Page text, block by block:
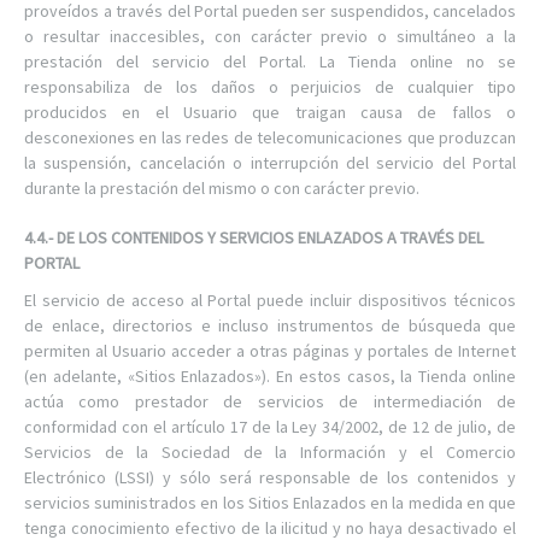
proveídos a través del Portal pueden ser suspendidos, cancelados
o resultar inaccesibles, con carácter previo o simultáneo a la
prestación del servicio del Portal. La Tienda online no se
responsabiliza de los daños o perjuicios de cualquier tipo
producidos en el Usuario que traigan causa de fallos o
desconexiones en las redes de telecomunicaciones que produzcan
la suspensión, cancelación o interrupción del servicio del Portal
durante la prestación del mismo o con carácter previo.
4.4.- DE LOS CONTENIDOS Y SERVICIOS ENLAZADOS A TRAVÉS DEL
PORTAL
El servicio de acceso al Portal puede incluir dispositivos técnicos
de enlace, directorios e incluso instrumentos de búsqueda que
permiten al Usuario acceder a otras páginas y portales de Internet
(en adelante, «Sitios Enlazados»). En estos casos, la Tienda online
actúa como prestador de servicios de intermediación de
conformidad con el artículo 17 de la Ley 34/2002, de 12 de julio, de
Servicios de la Sociedad de la Información y el Comercio
Electrónico (LSSI) y sólo será responsable de los contenidos y
servicios suministrados en los Sitios Enlazados en la medida en que
tenga conocimiento efectivo de la ilicitud y no haya desactivado el